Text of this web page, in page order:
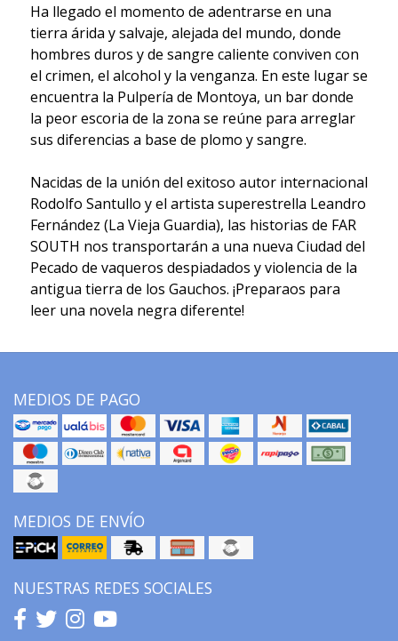
Ha llegado el momento de adentrarse en una
tierra árida y salvaje, alejada del mundo, donde
hombres duros y de sangre caliente conviven con
el crimen, el alcohol y la venganza. En este lugar se
encuentra la Pulpería de Montoya, un bar donde
la peor escoria de la zona se reúne para arreglar
sus diferencias a base de plomo y sangre.
Nacidas de la unión del exitoso autor internacional
Rodolfo Santullo y el artista superestrella Leandro
Fernández (La Vieja Guardia), las historias de FAR
SOUTH nos transportarán a una nueva Ciudad del
Pecado de vaqueros despiadados y violencia de la
antigua tierra de los Gauchos. ¡Preparaos para
leer una novela negra diferente!
MEDIOS DE PAGO
MEDIOS DE ENVÍO
NUESTRAS REDES SOCIALES